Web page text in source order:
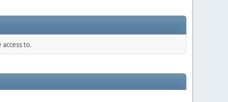
to.